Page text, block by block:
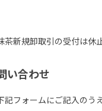
新規卸取引の受付は休
い合わせ
記フォームにご記入のう